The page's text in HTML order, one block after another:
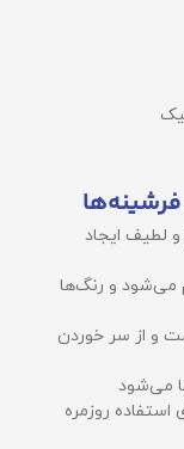
لطیف ایجاد
می‌شود و رنگ‌ها
و از سر خوردن
می‌شود
روزمره